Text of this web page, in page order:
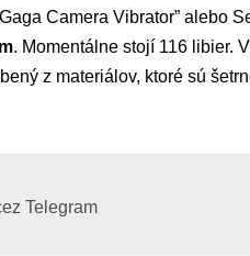
Camera Vibrator” alebo
. Momentálne stojí 116 libier.
z materiálov, ktoré sú
Telegram